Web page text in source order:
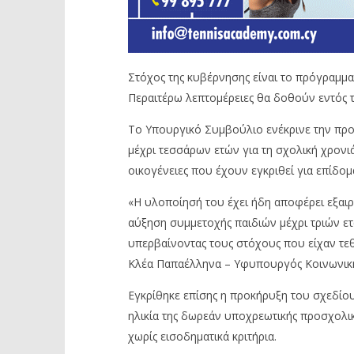
Στόχος της κυβέρνησης είναι το
Περαιτέρω λεπτομέρειες θα δοθούν
Το Υπουργικό Συμβούλιο ενέκρινε την
μέχρι τεσσάρων ετών για τη σχολική
οικογένειες που έχουν εγκριθεί για
«Η υλοποίησή του έχει ήδη αποφέρει
αύξηση συμμετοχής παιδιών μέχρι τριών
υπερβαίνοντας τους στόχους που είχαν
Κλέα Παπαέλληνα – Υφυπουργός
Εγκρίθηκε επίσης η προκήρυξη του
ηλικία της δωρεάν υποχρεωτικής
χωρίς εισοδηματικά κριτήρια.